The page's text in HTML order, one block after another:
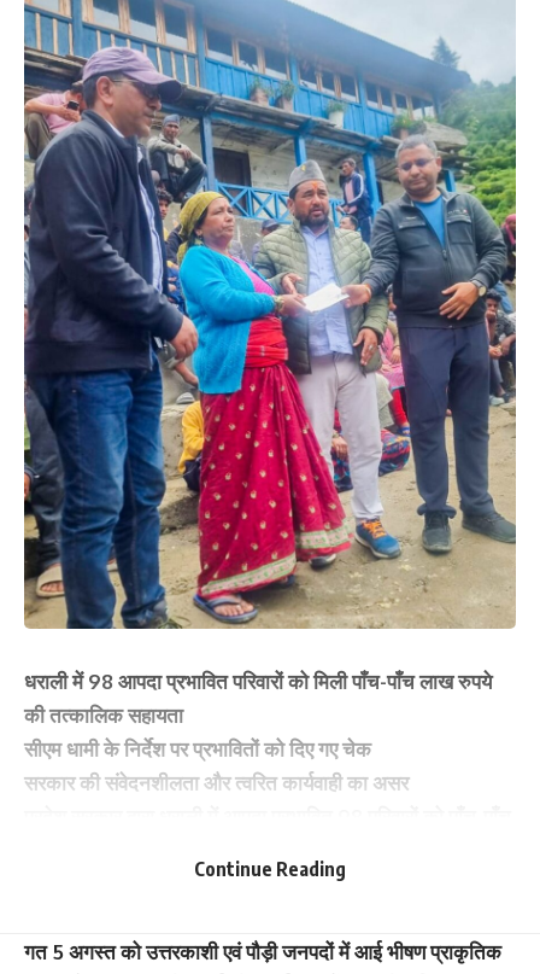
धराली में 98 आपदा प्रभावित परिवारों को मिली पाँच-पाँच लाख रुपये
की तत्कालिक सहायता
सीएम धामी के निर्देश पर प्रभावितों को दिए गए चेक
सरकार की संवेदनशीलता और त्वरित कार्यवाही का असर
गंगोत्री विधानसभा क्षेत्र के विधायक सुरेश सिंह चौहान द्वारा किया
गत 5 अगस्त को उत्तरकाशी एवं पौड़ी जनपदों में आई भीषण प्राकृतिक
Continue Reading